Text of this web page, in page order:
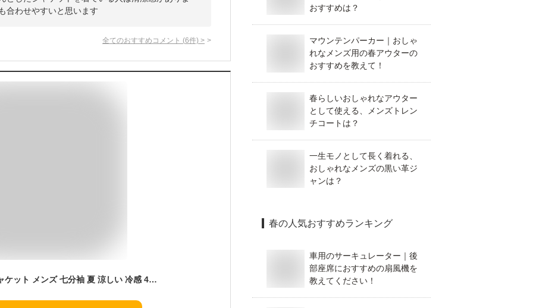
合わせやすいと思います
全てのおすすめコメント (6件) >
サマージャケット ジャケット メンズ 七分袖 夏 涼しい 冷感 40代 50代 春夏 接触冷感 夏用 テーラードジャケット 7分袖 アウター 夏用ジャケット ジャケットメンズ ファッション メンズファッション メンズジャケット カジュアル 半袖 白 七部袖 夏ジャケット 夏アウター
おすすめは？
マウンテンパーカー｜おしゃ
れなメンズ用の春アウターの
おすすめを教えて！
春らしいおしゃれなアウター
として使える、メンズトレン
チコートは？
一生モノとして長く着れる、
おしゃれなメンズの黒い革ジ
ャンは？
春の人気おすすめランキング
車用のサーキュレーター｜後
部座席におすすめの扇風機を
教えてください！